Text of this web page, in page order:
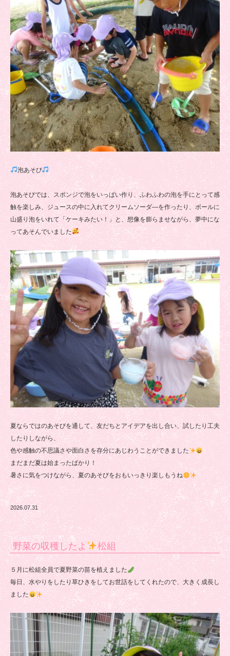
泡あそび
泡あそびでは、スポンジで泡をいっぱい作り、ふわふわの泡を手にとって感
触を楽しみ、ジュースの中に入れてクリームソーダ―を作ったり、ボールに
山盛り泡をいれて「ケーキみたい！」と、想像を膨らませながら、夢中にな
ってあそんでいました
夏ならではのあそびを通して、友だちとアイデアを出し合い、試したり工夫
したりしながら、
色や感触の不思議さや面白さを存分にあじわうことができました
まだまだ夏は始まったばかり！
暑さに気をつけながら、夏のあそびをおもいっきり楽しもうね
2026.07.31
野菜の収穫したよ 松組
５月に松組全員で夏野菜の苗を植えました
毎日、水やりをしたり草ひきをしてお世話をしてくれたので、大きく成長し
ました